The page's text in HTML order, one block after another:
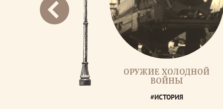
ОРУЖИЕ ХОЛОДНОЙ
ВОЙНЫ
#ИСТОРИЯ